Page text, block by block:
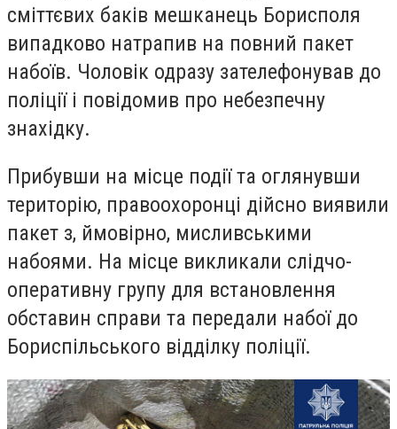
сміттєвих баків мешканець Борисполя
випадково натрапив на повний пакет
набоїв. Чоловік одразу зателефонував до
поліції і повідомив про небезпечну
знахідку.
Прибувши на місце події та оглянувши
територію, правоохоронці дійсно виявили
пакет з, ймовірно, мисливськими
набоями. На місце викликали слідчо-
оперативну групу для встановлення
обставин справи та передали набої до
Бориспільського відділку поліції.